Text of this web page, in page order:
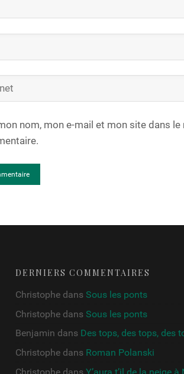
nom, mon e-mail et mon site dans
DERNIERS COMMENTAIRES
Christophe dans Sous les ponts
Christophe dans Sous les ponts
Benjamin dans Des tops, des tops, des
Christophe dans Roman Polanski